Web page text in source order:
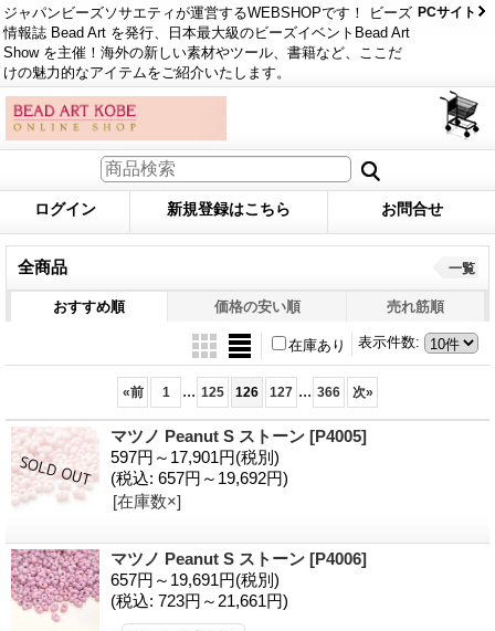
ジャパンビーズソサエティが運営するWEBSHOPです！ ビーズ
情報誌 Bead Art を発行、日本最大級のビーズイベントBead Art
Show を主催！海外の新しい素材やツール、書籍など、ここだ
けの魅力的なアイテムをご紹介いたします。
PCサイト
ログイン 新規登録はこちら お問合せ
全商品 一覧
おすすめ順 価格の安い順 売れ筋順
表示件数:
在庫あり
«前 1 ... 125 126 127 ... 366 次»
マツノ Peanut S ストーン [P4005]
597円～17,901円(税別)
(税込: 657円～19,692円)
[在庫数×]
マツノ Peanut S ストーン [P4006]
657円～19,691円(税別)
(税込: 723円～21,661円)